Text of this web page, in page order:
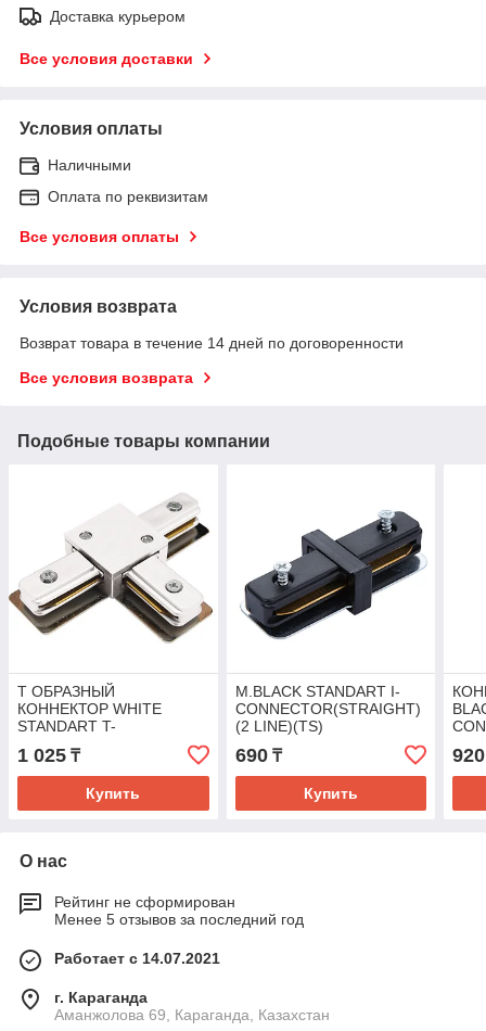
Доставка курьером
Все условия доставки
Условия оплаты
Наличными
Оплата по реквизитам
Все условия оплаты
Условия возврата
Возврат товара в течение 14 дней по договоренности
Все условия возврата
Подобные товары компании
Т ОБРАЗНЫЙ
КОННЕКТОР WHITE
STANDART T-
CONNECTOR (2 LINE)
(TS)
1 025 ₸
Купить
M.BLACK STANDART I-
CONNECTOR(STRAIGHT)
(2 LINE)(TS)
690₸
Купить
920
О нас
Рейтинг не сформирован
Менее 5 отзывов за последний год
Работает с 14.07.2021
г. Караганда
Аманжолова 69, Караганда, Казахстан